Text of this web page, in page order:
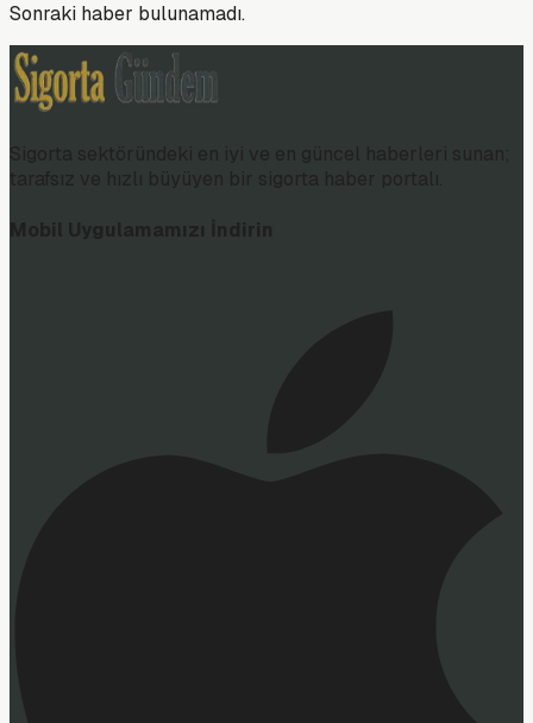
Sonraki haber bulunamadı.